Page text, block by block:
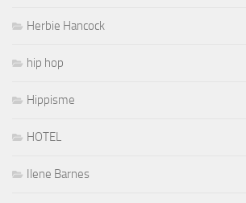
Herbie Hancock
hip hop
Hippisme
HOTEL
Ilene Barnes